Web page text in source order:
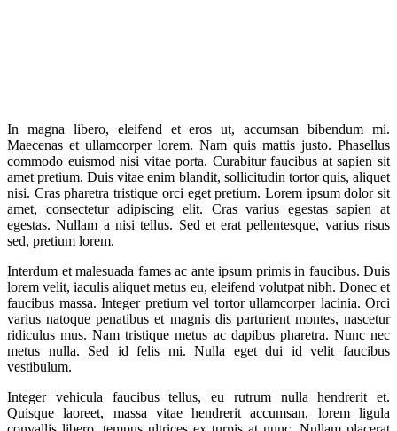
In magna libero, eleifend et eros ut, accumsan bibendum mi.
Maecenas et ullamcorper lorem. Nam quis mattis justo. Phasellus
commodo euismod nisi vitae porta. Curabitur faucibus at sapien sit
amet pretium. Duis vitae enim blandit, sollicitudin tortor quis, aliquet
nisi. Cras pharetra tristique orci eget pretium. Lorem ipsum dolor sit
amet, consectetur adipiscing elit. Cras varius egestas sapien at
egestas. Nullam a nisi tellus. Sed et erat pellentesque, varius risus
sed, pretium lorem.
Interdum et malesuada fames ac ante ipsum primis in faucibus. Duis
lorem velit, iaculis aliquet metus eu, eleifend volutpat nibh. Donec et
faucibus massa. Integer pretium vel tortor ullamcorper lacinia. Orci
varius natoque penatibus et magnis dis parturient montes, nascetur
ridiculus mus. Nam tristique metus ac dapibus pharetra. Nunc nec
metus nulla. Sed id felis mi. Nulla eget dui id velit faucibus
vestibulum.
Integer vehicula faucibus tellus, eu rutrum nulla hendrerit et.
Quisque laoreet, massa vitae hendrerit accumsan, lorem ligula